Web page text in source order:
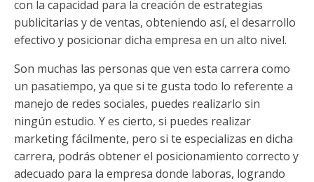
con la capacidad para la creación de estrategias
publicitarias y de ventas, obteniendo así, el desarrollo
efectivo y posicionar dicha empresa en un alto nivel.
Son muchas las personas que ven esta carrera como
un pasatiempo, ya que si te gusta todo lo referente a
manejo de redes sociales, puedes realizarlo sin
ningún estudio. Y es cierto, si puedes realizar
marketing fácilmente, pero si te especializas en dicha
carrera, podrás obtener el posicionamiento correcto y
adecuado para la empresa donde laboras, logrando